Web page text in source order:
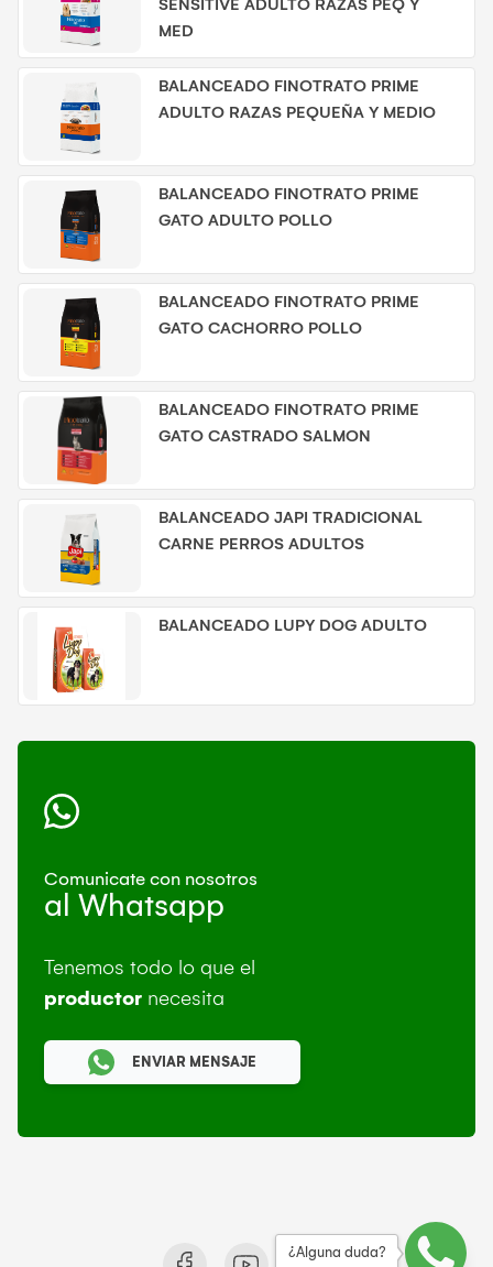
SENSITIVE ADULTO RAZAS PEQ Y
MED
BALANCEADO FINOTRATO PRIME
ADULTO RAZAS PEQUEÑA Y MEDIO
BALANCEADO FINOTRATO PRIME
GATO ADULTO POLLO
BALANCEADO FINOTRATO PRIME
GATO CACHORRO POLLO
BALANCEADO FINOTRATO PRIME
GATO CASTRADO SALMON
BALANCEADO JAPI TRADICIONAL
CARNE PERROS ADULTOS
BALANCEADO LUPY DOG ADULTO
Comunicate con nosotros
al Whatsapp
Tenemos todo lo que el
productor necesita
ENVIAR MENSAJE
¿Alguna duda?